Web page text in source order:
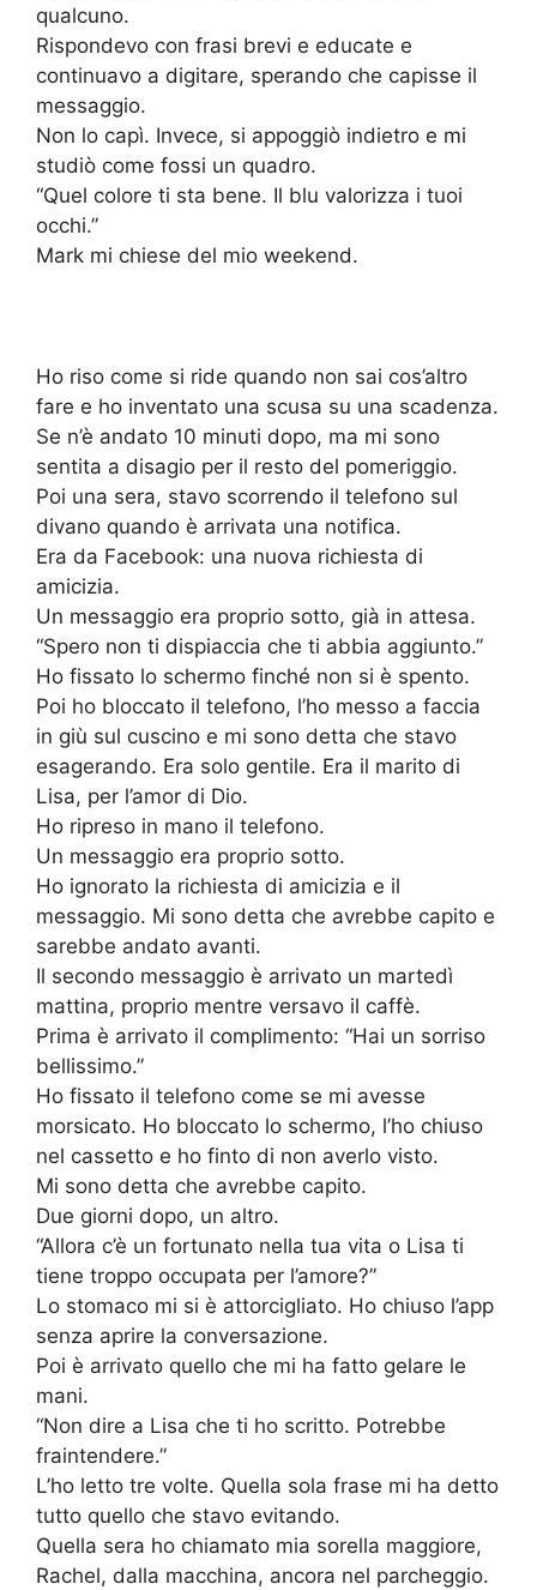
qualcuno.
Rispondevo con frasi brevi e educate e
continuavo a digitare, sperando che capisse il
messaggio.
Non lo capì. Invece, si appoggiò indietro e mi
studiò come fossi un quadro.
“Quel colore ti sta bene. Il blu valorizza i tuoi
occhi.”
Mark mi chiese del mio weekend.
Ho riso come si ride quando non sai cos’altro
fare e ho inventato una scusa su una scadenza.
Se n’è andato 10 minuti dopo, ma mi sono
sentita a disagio per il resto del pomeriggio.
Poi una sera, stavo scorrendo il telefono sul
divano quando è arrivata una notifica.
Era da Facebook: una nuova richiesta di
amicizia.
Un messaggio era proprio sotto, già in attesa.
“Spero non ti dispiaccia che ti abbia aggiunto.”
Ho fissato lo schermo finché non si è spento.
Poi ho bloccato il telefono, l’ho messo a faccia
in giù sul cuscino e mi sono detta che stavo
esagerando. Era solo gentile. Era il marito di
Lisa, per l’amor di Dio.
Ho ripreso in mano il telefono.
Un messaggio era proprio sotto.
Ho ignorato la richiesta di amicizia e il
messaggio. Mi sono detta che avrebbe capito e
sarebbe andato avanti.
Il secondo messaggio è arrivato un martedì
mattina, proprio mentre versavo il caffè.
Prima è arrivato il complimento: “Hai un sorriso
bellissimo.”
Ho fissato il telefono come se mi avesse
morsicato. Ho bloccato lo schermo, l’ho chiuso
nel cassetto e ho finto di non averlo visto.
Mi sono detta che avrebbe capito.
Due giorni dopo, un altro.
“Allora c’è un fortunato nella tua vita o Lisa ti
tiene troppo occupata per l’amore?”
Lo stomaco mi si è attorcigliato. Ho chiuso l’app
senza aprire la conversazione.
Poi è arrivato quello che mi ha fatto gelare le
mani.
“Non dire a Lisa che ti ho scritto. Potrebbe
fraintendere.”
L’ho letto tre volte. Quella sola frase mi ha detto
tutto quello che stavo evitando.
Quella sera ho chiamato mia sorella maggiore,
Rachel, dalla macchina, ancora nel parcheggio.